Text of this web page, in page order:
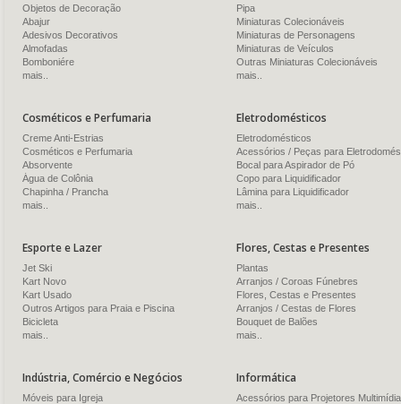
Objetos de Decoração
Abajur
Adesivos Decorativos
Almofadas
Bomboniére
mais..
Pipa
Miniaturas Colecionáveis
Miniaturas de Personagens
Miniaturas de Veículos
Outras Miniaturas Colecionáveis
mais..
Cosméticos e Perfumaria
Creme Anti-Estrias
Cosméticos e Perfumaria
Absorvente
Água de Colônia
Chapinha / Prancha
mais..
Eletrodomésticos
Eletrodomésticos
Acessórios / Peças para
Bocal para Aspirador de Pó
Copo para Liquidificador
Lâmina para Liquidificador
mais..
Esporte e Lazer
Jet Ski
Kart Novo
Kart Usado
Outros Artigos para Praia e Piscina
Bicicleta
mais..
Flores, Cestas e Presentes
Plantas
Arranjos / Coroas Fúnebres
Flores, Cestas e Presentes
Arranjos / Cestas de Flores
Bouquet de Balões
mais..
Indústria, Comércio e Negócios
Móveis para Igreja
Informática
Acessórios para Projetores Multimídia